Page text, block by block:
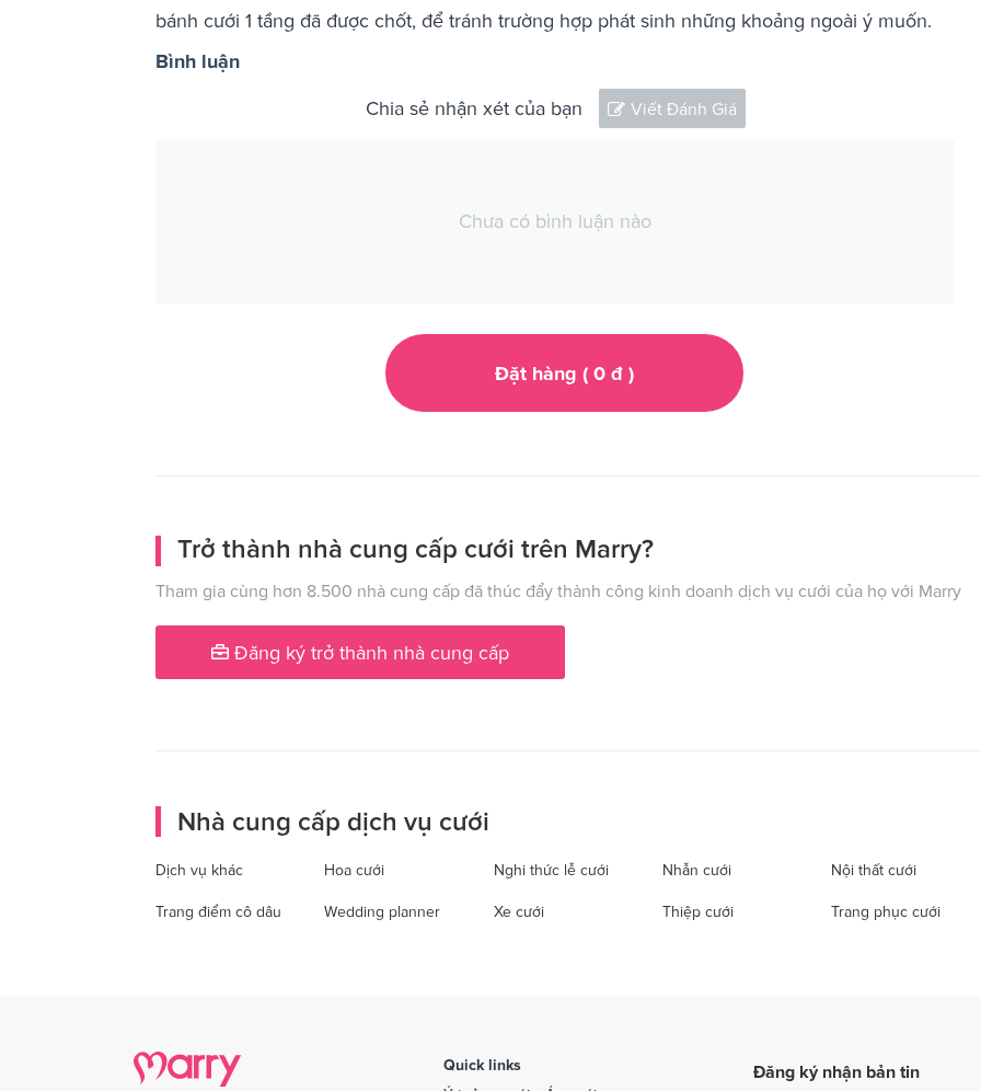
bánh cưới 1 tầng đã được chốt, để tránh trường hợp phát sinh những khoảng ngoài ý muốn.
Bình luận
Chia sẻ nhận xét của bạn Viết Đánh Giá
Chưa có bình luận nào
Đặt hàng ( 0đ )
Trở thành nhà cung cấp cưới trên Marry?
Tham gia cùng hơn 8.500 nhà cung cấp đã thúc đẩy thành công kinh doanh dịch vụ cưới của họ với Marry
Đăng ký trở thành nhà cung cấp
Nhà cung cấp dịch vụ cưới
Dịch vụ khác Hoa cưới Nghi thức lễ cưới Nhẫn cưới Nội thất cưới
Trang điểm cô dâu Wedding planner Xe cưới Thiệp cưới Trang phục cưới
Quick links
Đăng ký nhận bản tin